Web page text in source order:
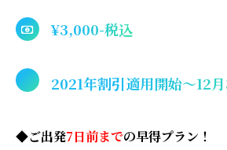
¥3,000-税込
2021年割引適用開始〜12
◆ご出発7日前までの早得プラン！